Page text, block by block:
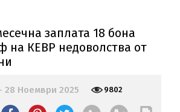
заплата 18 бона
на КЕВР недоволства от
28 Ноември 2025 9802